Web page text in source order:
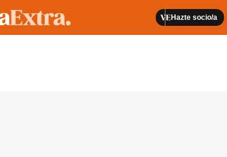
Hazte socio/a